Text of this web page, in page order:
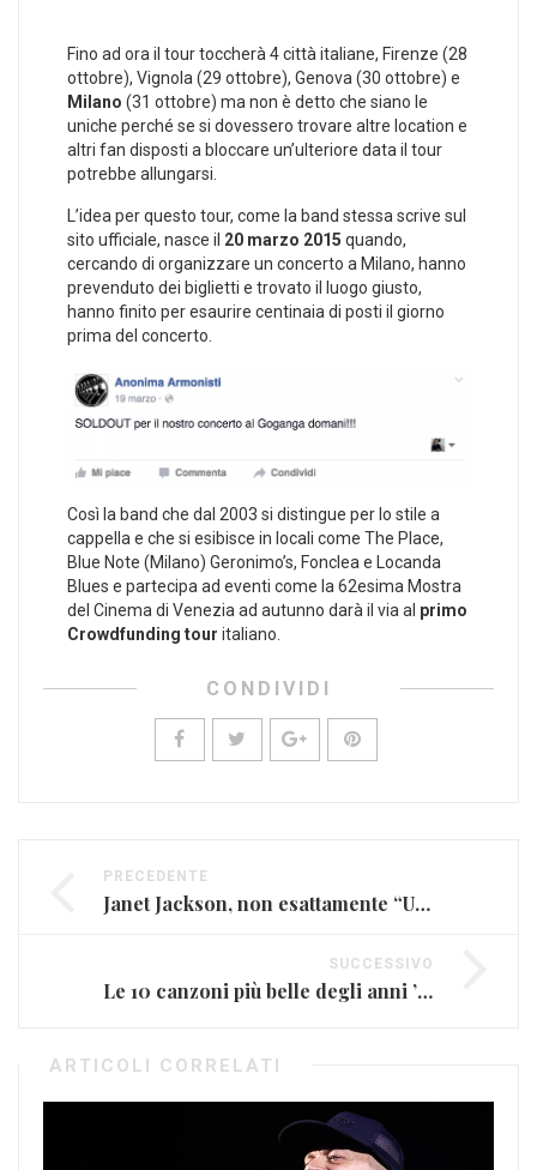
Fino ad ora il tour toccherà 4 città italiane, Firenze (28
ottobre), Vignola (29 ottobre), Genova (30 ottobre) e
Milano (31 ottobre) ma non è detto che siano le
uniche perché se si dovessero trovare altre location e
altri fan disposti a bloccare un’ulteriore data il tour
potrebbe allungarsi.
L’idea per questo tour, come la band stessa scrive sul
sito ufficiale, nasce il 20 marzo 2015 quando,
cercando di organizzare un concerto a Milano, hanno
prevenduto dei biglietti e trovato il luogo giusto,
hanno finito per esaurire centinaia di posti il giorno
prima del concerto.
Così la band che dal 2003 si distingue per lo stile a
cappella e che si esibisce in locali come The Place,
Blue Note (Milano) Geronimo’s, Fonclea e Locanda
Blues e partecipa ad eventi come la 62esima Mostra
del Cinema di Venezia ad autunno darà il via al primo
Crowdfunding tour italiano.
CONDIVIDI
PRECEDENTE
Janet Jackson, non esattamente “Unbreakable” (FOTO)
SUCCESSIVO
Le 10 canzoni più belle degli anni ’80 (VIDEO)
ARTICOLI CORRELATI